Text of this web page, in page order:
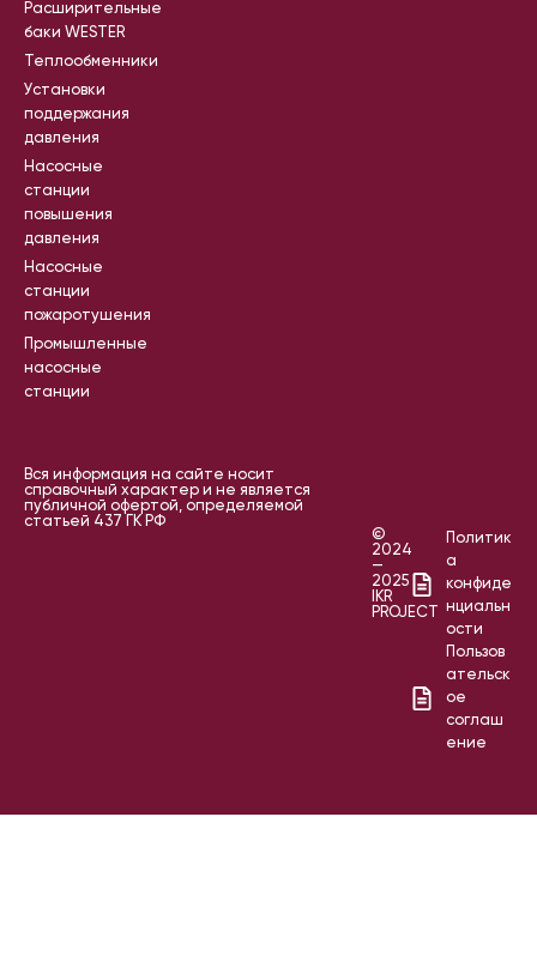
Расширительные
баки WESTER
Теплообменники
Установки
поддержания
давления
Насосные
станции
повышения
давления
Насосные
станции
пожаротушения
Промышленные
насосные
станции
Вся информация на сайте носит
справочный характер и не является
публичной офертой, определяемой
статьей 437 ГК РФ
©
2024
—
2025
IKR
PROJECT
Политик
а
конфиде
нциальн
ости
Пользов
ательск
ое
соглаш
ение